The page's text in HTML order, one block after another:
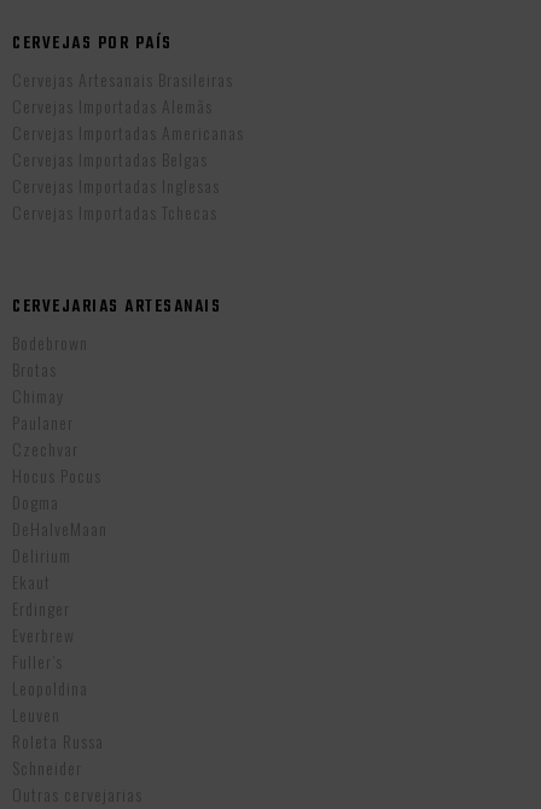
CERVEJAS POR PAÍS
Cervejas Artesanais Brasileiras
Cervejas Importadas Alemãs
Cervejas Importadas Americanas
Cervejas Importadas Belgas
Cervejas Importadas Inglesas
Cervejas Importadas Tchecas
CERVEJARIAS ARTESANAIS
Bodebrown
Brotas
Chimay
Paulaner
Czechvar
Hocus Pocus
Dogma
DeHalveMaan
Delirium
Ekaut
Erdinger
Everbrew
Fuller’s
Leopoldina
Leuven
Roleta Russa
Schneider
Outras cervejarias